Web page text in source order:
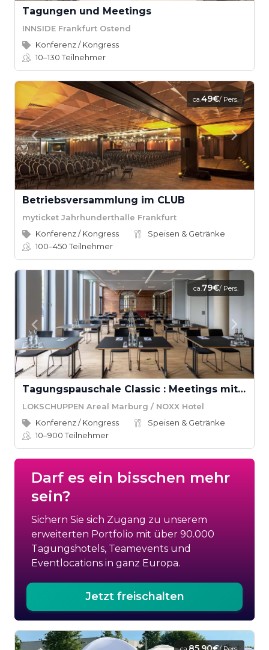
Tagungen und Meetings
INNSIDE Frankfurt Ostend
Konferenz / Kongress
10–130Teilnehmer
ca.49€/ Pers.
Betriebsversammlung im CLUB
myticket Jahrhunderthalle Frankfurt
Konferenz / Kongress
Speisen & Getränke
100–450Teilnehmer
ca.79€/ Pers.
Tagungspauschale Classic : Meetings mit Charakter
LOKSCHUPPEN Areal Marburg / NOXX Hotel
Konferenz / Kongress
Speisen & Getränke
10–900Teilnehmer
Darf es ein bisschen mehr
sein?
Sichern Sie sich Zugang zu unserem
erweiterten Portfolio mit über 90.000
Tagungshotels, Teamevents und
Eventlocations in ganz Europa.
Jetzt freischalten